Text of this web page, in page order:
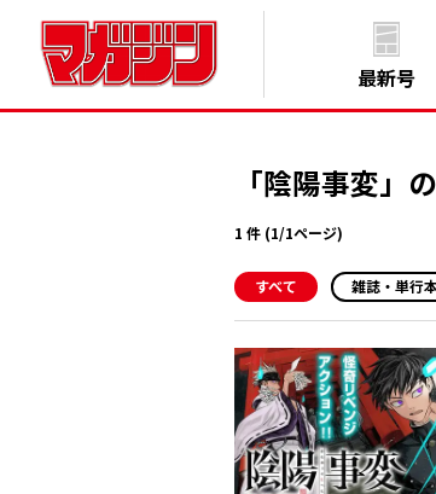
最新号
「陰陽事変」
1 件 (1/1ページ)
すべて 雑誌・単行